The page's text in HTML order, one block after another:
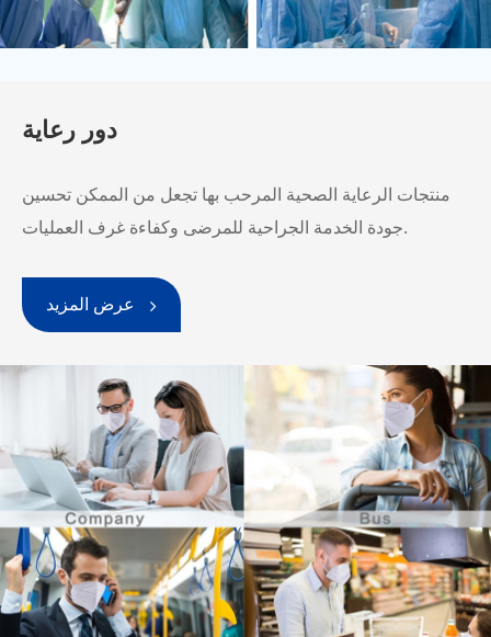
دور رعاية
منتجات الرعاية الصحية المرحب بها تجعل من الممكن تحسين
جودة الخدمة الجراحية للمرضى وكفاءة غرف العمليات.